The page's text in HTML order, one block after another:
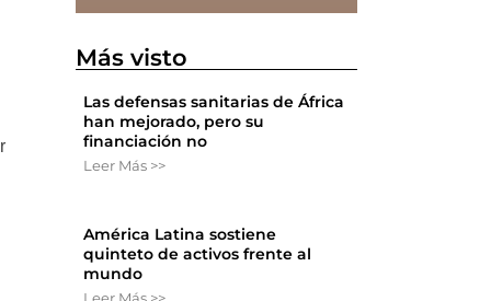
Más visto
Las defensas sanitarias de África
han mejorado, pero su
financiación no
Leer Más >>
América Latina sostiene
quinteto de activos frente al
mundo